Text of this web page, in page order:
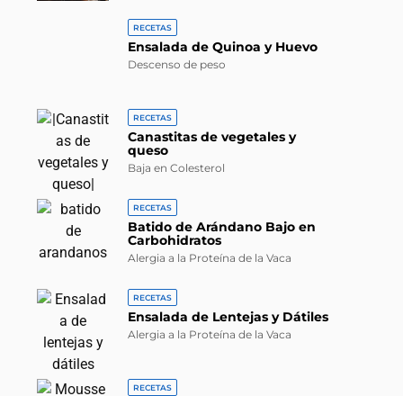
RECETAS
Ensalada de Quinoa y Huevo
Descenso de peso
RECETAS
Canastitas de vegetales y
queso
Baja en Colesterol
RECETAS
Batido de Arándano Bajo en
Carbohidratos
Alergia a la Proteína de la Vaca
RECETAS
Ensalada de Lentejas y Dátiles
Alergia a la Proteína de la Vaca
RECETAS